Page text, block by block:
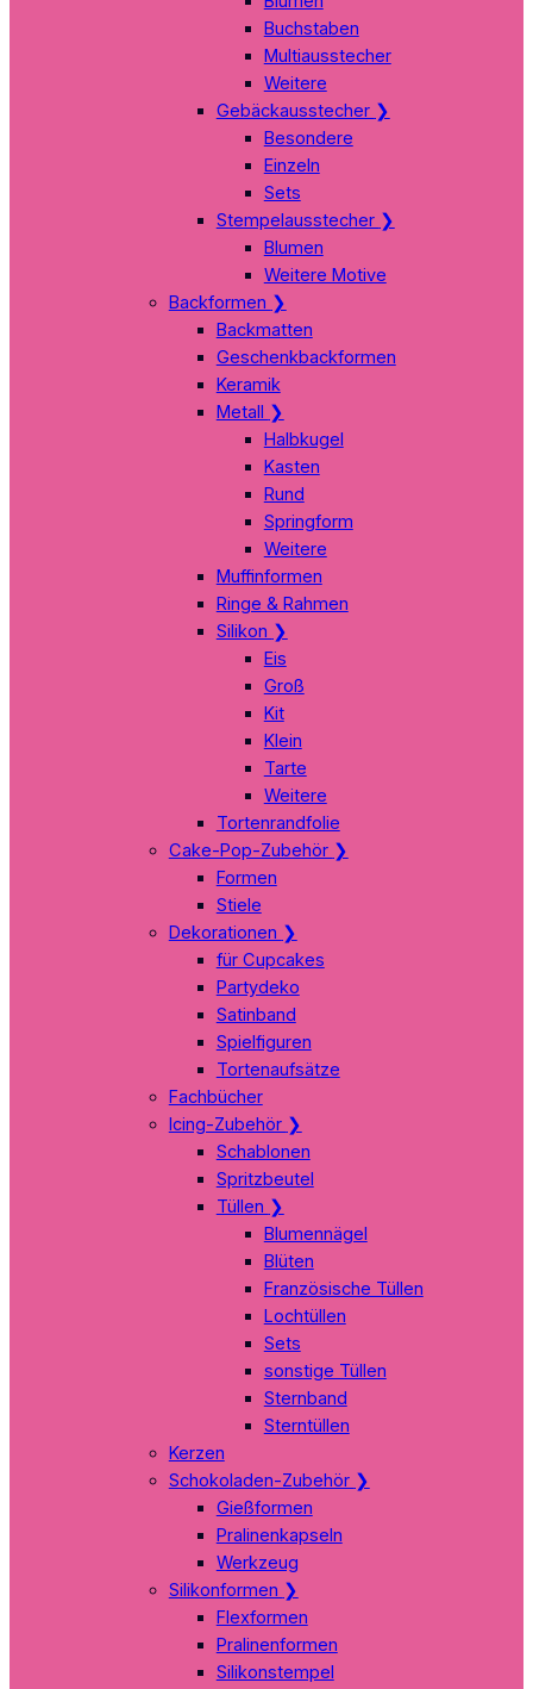
Buchstaben
Multiausstecher
Weitere
Gebäckausstecher ❯
Besondere
Einzeln
Sets
Stempelausstecher ❯
Blumen
Weitere Motive
Backformen ❯
Backmatten
Geschenkbackformen
Keramik
Metall ❯
Halbkugel
Kasten
Rund
Springform
Weitere
Muffinformen
Ringe & Rahmen
Silikon ❯
Eis
Groß
Kit
Klein
Tarte
Weitere
Tortenrandfolie
Cake-Pop-Zubehör ❯
Formen
Stiele
Dekorationen ❯
für Cupcakes
Partydeko
Satinband
Spielfiguren
Tortenaufsätze
Fachbücher
Icing-Zubehör ❯
Schablonen
Spritzbeutel
Tüllen ❯
Blumennägel
Blüten
Französische Tüllen
Lochtüllen
Sets
sonstige Tüllen
Sternband
Sterntüllen
Kerzen
Schokoladen-Zubehör ❯
Gießformen
Pralinenkapseln
Werkzeug
Silikonformen ❯
Flexformen
Pralinenformen
Silikonstempel